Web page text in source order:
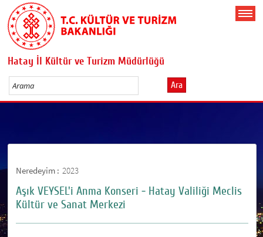
Hatay İl Kültür ve Turizm Müdürlüğü
Ara
Neredeyim : 2023
Aşık VEYSEL'i Anma Konseri - Hatay Valiliği Meclis
Kültür ve Sanat Merkezi